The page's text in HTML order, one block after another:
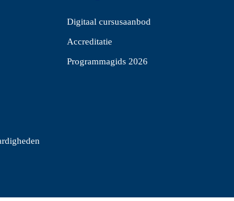
Digitaal cursusaanbod
Accreditatie
Programmagids 2026